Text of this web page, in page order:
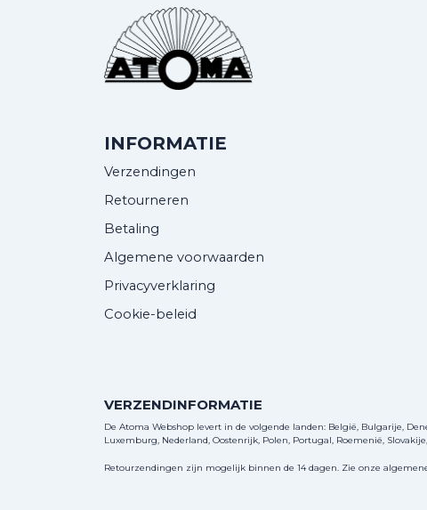
INFORMATIE
Verzendingen
Retourneren
Betaling
Algemene voorwaarden
Privacyverklaring
Cookie-beleid
VERZENDINFORMATIE
De Atoma Webshop levert in de volgende landen: België, Bulgarije,
Luxemburg, Nederland, Oostenrijk, Polen, Portugal, Roemenië,
Retourzendingen zijn mogelijk binnen de 14 dagen. Zie onze